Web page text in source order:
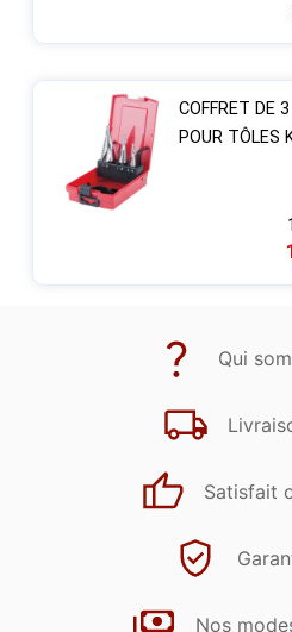
COFFRET DE
POUR TÔLES
Qui
Satisfait
Nos